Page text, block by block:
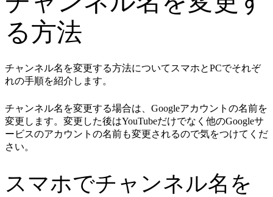
る方法
チャンネル名を変更する方法についてスマホとPCでそれぞ
れの手順を紹介します。
チャンネル名を変更する場合は、Googleアカウントの名前を
変更します。変更した後はYouTubeだけでなく他のGoogleサ
ービスのアカウントの名前も変更されるので気をつけてくだ
さい。
スマホでチャンネル名を